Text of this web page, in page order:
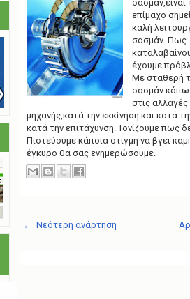
σασμάν,είναι
επίμαχο
καλή
σασμάν. Πως
έχουμε
Με σταθερή
σασμάν
στις
μηχανής,κατά την εκκίνηση και κατά
κατά την επιτάχυνση. Τονίζουμε πως
Πιστεύουμε κάποια στιγμή να βγει
έγκυρο θα σας ενημερώσουμε.
← Νεότερη ανάρτηση